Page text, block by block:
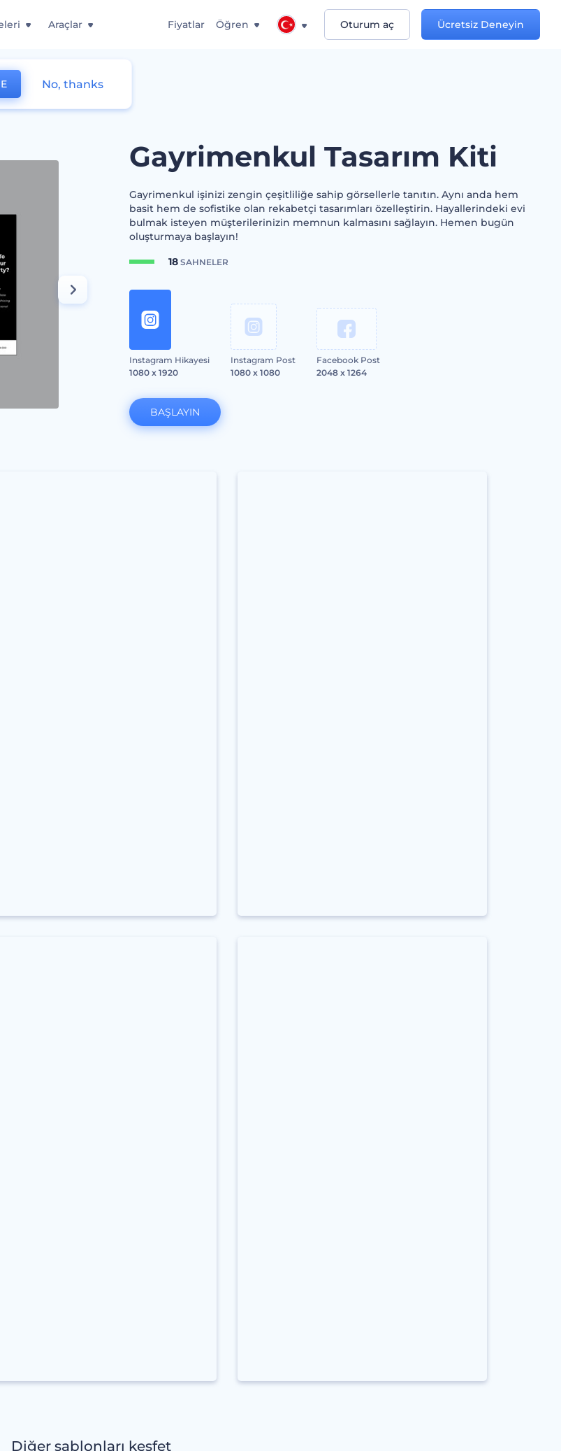
Araçlar Fiyatlar Öğren Oturum aç Ücretsiz Deneyin
Gayrimenkul Tasarım Kiti
Gayrimenkul işinizi zengin çeşitliliğe sahip görsellerle tanıtın. Aynı anda hem
basit hem de sofistike olan rekabetçi tasarımları özelleştirin. Hayallerindeki evi
bulmak isteyen müşterilerinizin memnun kalmasını sağlayın. Hemen bugün
oluşturmaya başlayın!
18SAHNELER
Instagram Hikayesi
1080 x 1920
Instagram Post
1080 x 1080
Facebook Post
2048 x 1264
BAŞLAYIN
Diğer şablonları keşfet
No, thanks